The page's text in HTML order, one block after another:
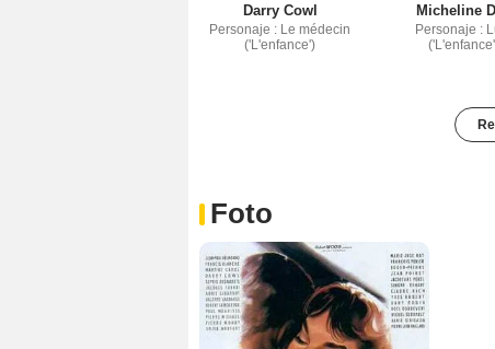
Darry Cowl
Personaje : Le médecin
('L'enfance')
Micheline
Personaje :
Foto